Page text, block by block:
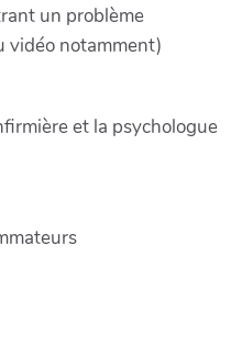
un problème
vidéo notamment)
et la psychologue